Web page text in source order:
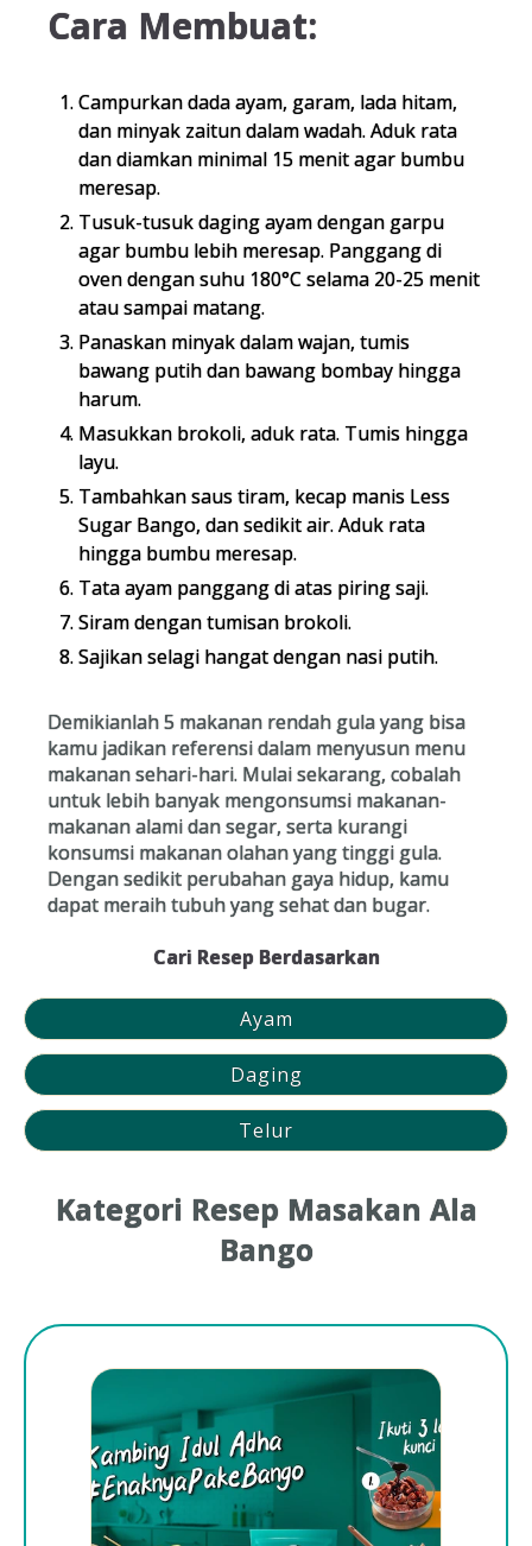
Cara Membuat:
Campurkan dada ayam, garam, lada hitam,
dan minyak zaitun dalam wadah. Aduk rata
dan diamkan minimal 15 menit agar bumbu
meresap.
Tusuk-tusuk daging ayam dengan garpu
agar bumbu lebih meresap. Panggang di
oven dengan suhu 180°C selama 20-25 menit
atau sampai matang.
Panaskan minyak dalam wajan, tumis
bawang putih dan bawang bombay hingga
harum.
Masukkan brokoli, aduk rata. Tumis hingga
layu.
Tambahkan saus tiram, kecap manis Less
Sugar Bango, dan sedikit air. Aduk rata
hingga bumbu meresap.
Tata ayam panggang di atas piring saji.
Siram dengan tumisan brokoli.
Sajikan selagi hangat dengan nasi putih.
Demikianlah 5 makanan rendah gula yang bisa
kamu jadikan referensi dalam menyusun menu
makanan sehari-hari. Mulai sekarang, cobalah
untuk lebih banyak mengonsumsi makanan-
makanan alami dan segar, serta kurangi
konsumsi makanan olahan yang tinggi gula.
Dengan sedikit perubahan gaya hidup, kamu
dapat meraih tubuh yang sehat dan bugar.
Cari Resep Berdasarkan
Ayam
Daging
Telur
Kategori Resep Masakan Ala
Bango